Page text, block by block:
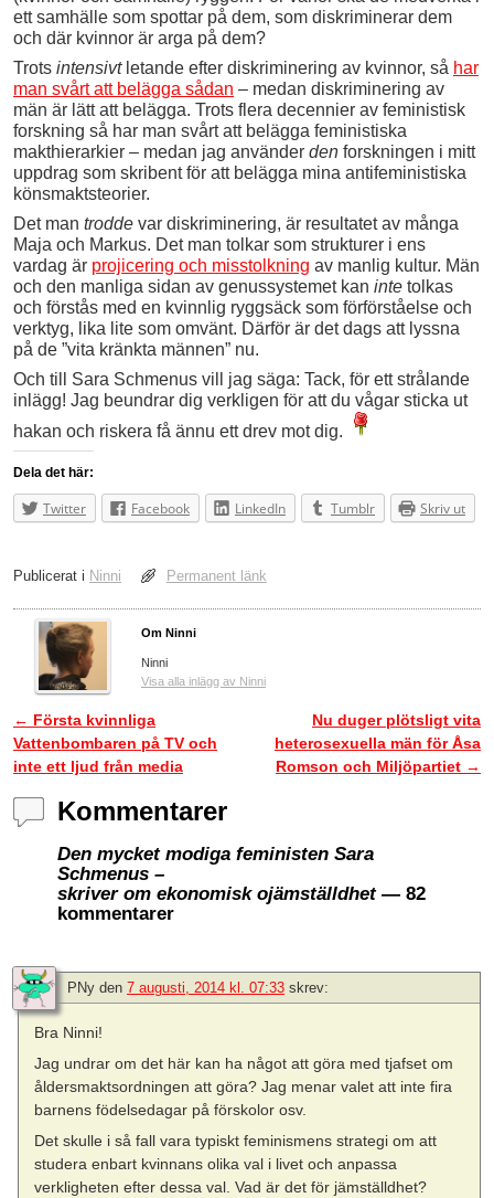
ett samhälle som spottar på dem, som diskriminerar dem
och där kvinnor är arga på dem?
Trots intensivtletande efter diskriminering av kvinnor, så har
man svårt att belägga sådan – medan diskriminering av
män är lätt att belägga. Trots flera decennier av feministisk
forskning så har man svårt att belägga feministiska
makthierarkier – medan jag använder den forskningen i mitt
uppdrag som skribent för att belägga mina antifeministiska
könsmaktsteorier.
Det man trodde var diskriminering, är resultatet av många
Maja och Markus. Det man tolkar som strukturer i ens
vardag är projicering och misstolkning av manlig kultur. Män
och den manliga sidan av genussystemet kan inte tolkas
och förstås med en kvinnlig ryggsäck som förförståelse och
verktyg, lika lite som omvänt. Därför är det dags att lyssna
på de ”vita kränkta männen” nu.
Och till Sara Schmenus vill jag säga: Tack, för ett strålande
inlägg! Jag beundrar dig verkligen för att du vågar sticka ut
hakan och riskera få ännu ett drev mot dig.
Dela det här:
Twitter Facebook LinkedIn Tumblr Skriv ut
Publicerat i Ninni Permanent länk
Om Ninni
Ninni
Visa alla inlägg av Ninni
Inläggsnavigering
← Första kvinnliga
Vattenbombaren på TV och
inte ett ljud från media
Nu duger plötsligt vita
heterosexuella män för Åsa
Romson och Miljöpartiet →
Kommentarer
Den mycket modiga feministen Sara
Schmenus –
skriver om ekonomisk ojämställdhet— 82
kommentarer
PNy den 7 augusti, 2014 kl. 07:33 skrev:
Bra Ninni!
Jag undrar om det här kan ha något att göra med tjafset om
åldersmaktsordningen att göra? Jag menar valet att inte fira
barnens födelsedagar på förskolor osv.
Det skulle i så fall vara typiskt feminismens strategi om att
studera enbart kvinnans olika val i livet och anpassa
verkligheten efter dessa val. Vad är det för jämställdhet?